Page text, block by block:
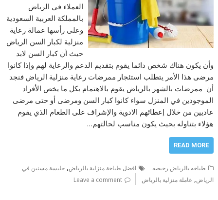
العملاء في الرياض
بالمملكة العربية السعودية
وعلى رأسها عمالة رعاية
منزلية لكبار السن الرياض
حيث أن كبار السن لابد
وأن يكون هناك شخص دائما يقوم بتقديم الدعم والرعاية لهم وإذا كانوا
مرضى هذا الأمر يتطلب استئجار ممرضات رعاية منزلية الرياض فنجد
أن ممرضات بالشهر بالرياض يقوم بالاهتمام بكل ما يخص الأفراد
الموجودين في المنزل سواء كانوا كبار السن ومرضى أو حتى مرضى
عاديين من خلال إعطائهم الادوية والإشراف على الطعام الذي يقوم
هؤلاء بتناوله بحيث يكون مناسب لحالتهم…
READ MORE
طباخه بالرياض رخيصه افضل طباخة منزلية بالرياض,جليسة مسنين في
الرياض, عاملة منزلية بالرياض Leave a comment